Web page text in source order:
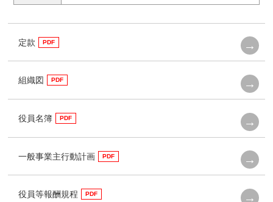
定款
組織図
役員名簿
一般事業主行動計画
役員等報酬規程